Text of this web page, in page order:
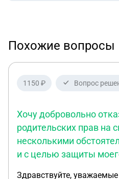
Похожие вопросы
1150 ₽ Вопрос
Хочу добровольно
родительских прав на
несколькими
и с целью защиты
Здравствуйте, уважаемые